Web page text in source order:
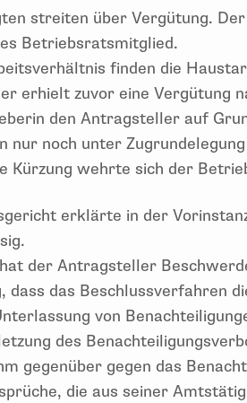
streiten über Vergütung.
Betriebsratsmitglied.
finden die
erhielt zuvor eine Vergütung
den Antragsteller auf
nur noch unter
Kürzung wehrte sich der
erklärte in der
der Antragsteller
dass das Beschlussverfahren
von
des
gegenüber gegen das
die aus seiner